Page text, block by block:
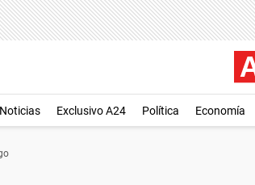
Exclusivo A24 Política Economía